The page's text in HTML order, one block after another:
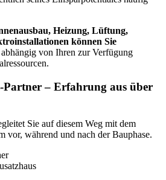
Heizung, Lüftung,
können Sie
von Ihren zur Verfügung
Partner – Erfahrung aus über
Sie auf diesem Weg mit dem
vor, während und nach der Bauphase.